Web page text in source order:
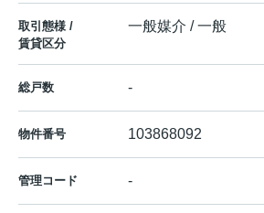
取引態様 /
賃貸区分
一般媒介 / 一般
総戸数 -
物件番号 103868092
管理コード -